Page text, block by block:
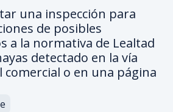
una inspección para
de posibles
a la normativa de Lealtad
detectado en la vía
comercial o en una página